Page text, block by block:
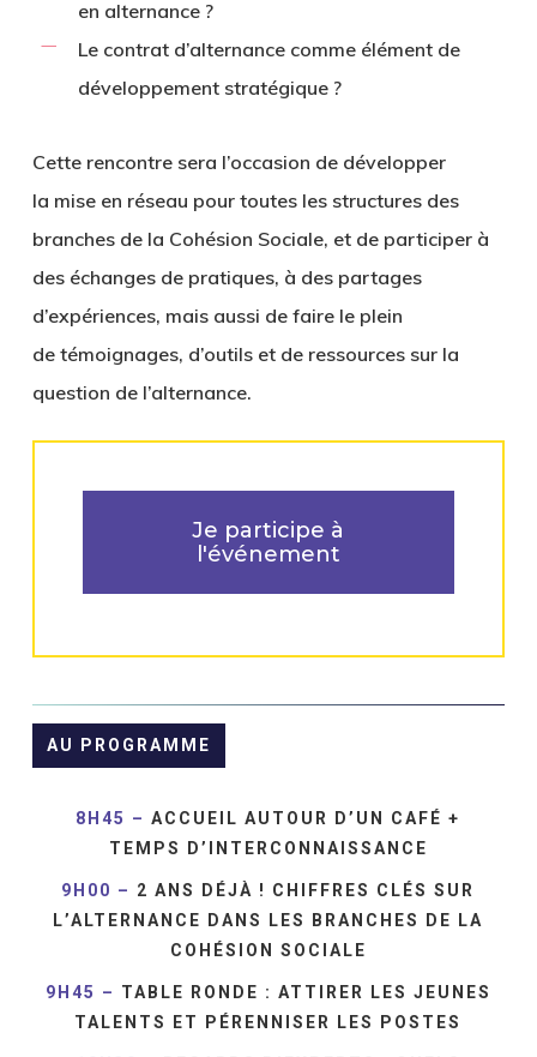
en alternance ?
Le contrat d’alternance comme élément de
développement stratégique ?
​Cette rencontre sera l’occasion de développer
la mise en réseau pour toutes les structures des
branches de la Cohésion Sociale, et de participer à
des échanges de pratiques, à des partages
d’expériences, mais aussi de faire le plein
de témoignages, d’outils et de ressourcessur la
question de l’alternance.
Je participe à
l'événement
AU PROGRAMME
8H45 – ACCUEIL AUTOUR D’UN CAFÉ +
TEMPS D’INTERCONNAISSANCE
9H00 – 2 ANS DÉJÀ ! CHIFFRES CLÉS SUR
L’ALTERNANCE DANS LES BRANCHES DE LA
COHÉSION SOCIALE
9H45 – TABLE RONDE : ATTIRER LES JEUNES
TALENTS ET PÉRENNISER LES POSTES